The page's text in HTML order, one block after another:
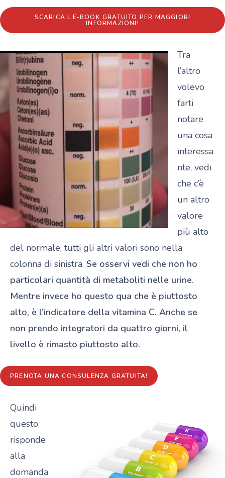
SCARICA L’E-BOOK GRATUITO PER MAGGIORI
INFORMAZIONI!
Tra
l’altro
volevo
farti
notare
una cosa
interessa
nte, vedi
che c’è
un altro
valore
più alto
del normale, tutti gli altri valori sono nella
colonna di sinistra. Se osservi vedi che non ho
particolari quantità di metaboliti nelle urine.
Mentre invece ho questo qua che è piuttosto
alto, è l’indicatore della vitamina C. Anche se
non prendo integratori da quattro giorni, il
livello è rimasto piuttosto alto.
PRENOTA UNA CONSULENZA GRATUITA!
Quindi
questo
risponde
alla
domanda